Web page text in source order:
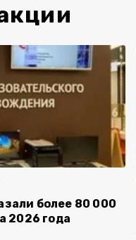
более 80 000
2026 года